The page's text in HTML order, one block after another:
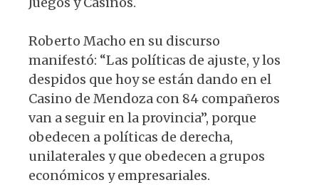
Roberto Macho en su discurso
manifestó: “Las políticas de ajuste, y los
despidos que hoy se están dando en el
Casino de Mendoza con 84 compañeros
van a seguir en la provincia”, porque
obedecen a políticas de derecha,
unilaterales y que obedecen a grupos
económicos y empresariales.